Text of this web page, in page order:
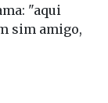
"aqui
sim amigo,